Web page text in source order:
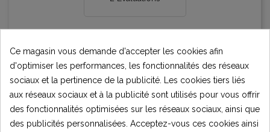
★★★★☆ Bon
1
★★★☆☆
0
★★☆☆☆ Pauvres
0
Ce magasin vous demande d'accepter les cookies afin
d'optimiser les performances, les fonctionnalités des réseaux
sociaux et la pertinence de la publicité. Les cookies tiers liés
aux réseaux sociaux et à la publicité sont utilisés pour vous offrir
des fonctionnalités optimisées sur les réseaux sociaux, ainsi que
des publicités personnalisées. Acceptez-vous ces cookies ainsi